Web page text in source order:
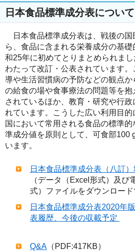
日本食品標準成分表について
日本食品標準成分表は、戦後の国
ら、食品に含まれる栄養成分の基
和25年に初めてとりまとめられま
わたって改訂・公表されています
導や生活習慣病の予防などの観点
の給食の場や食事療法の問題等を抱
されているほか、教育・研究や行
れています。こうした広い利用目
国において常用される食品の標準
準成分値を原則として、可食部100
います。
日本食品標準成分表（八訂
（データ（Excel形式）及び
式）ファイルをダウンロード
日本食品標準成分表2020年
表履歴、今後の収載予定
Q&A （PDF:417KB）